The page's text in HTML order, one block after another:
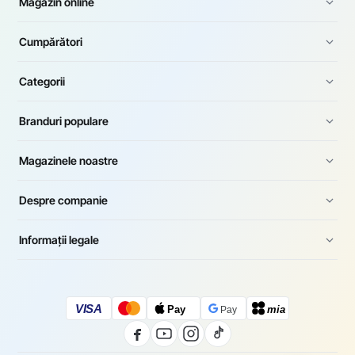
Cumpărători
Categorii
Branduri populare
Magazinele noastre
Despre companie
Informații legale
VISA Pay Pay mia